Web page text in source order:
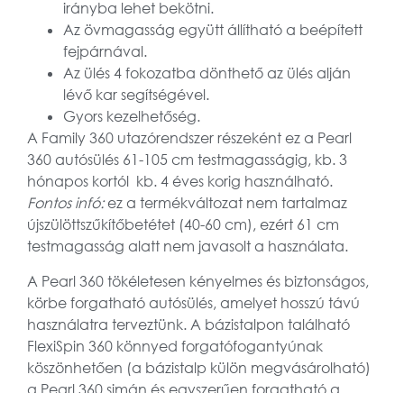
irányba lehet bekötni.
Az övmagasság együtt állítható a beépített
fejpárnával.
Az ülés 4 fokozatba dönthető az ülés alján
lévő kar segítségével.
Gyors kezelhetőség.
A Family 360 utazórendszer részeként ez a Pearl
360 autósülés 61-105 cm testmagasságig, kb. 3
hónapos kortól kb. 4 éves korig használható.
Fontos infó:ez a termékváltozat nem tartalmaz
újszülöttszűkítőbetétet (40-60 cm), ezért 61 cm
testmagasság alatt nem javasolt a használata.
A Pearl 360 tökéletesen kényelmes és biztonságos,
körbe forgatható autósülés, amelyet hosszú távú
használatra terveztünk. A bázistalpon található
FlexiSpin 360 könnyed forgatófogantyúnak
köszönhetően (a bázistalp külön megvásárolható)
a Pearl 360 simán és egyszerűen forgatható a